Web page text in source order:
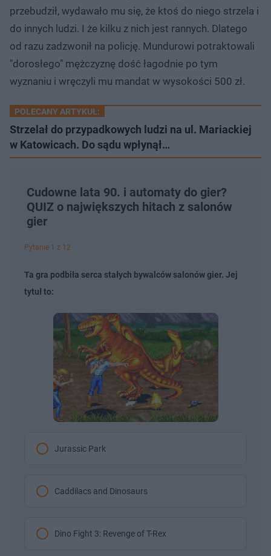
przebudził, wydawało mu się, że ktoś do niego strzela i
do innych ludzi. I że kilku z nich jest rannych. Dlatego
od razu zadzwonił na policję. Mundurowi potraktowali
"dorosłego" mężczyznę dość łagodnie po tym
wyznaniu i wręczyli mu mandat w wysokości 500 zł.
POLECANY ARTYKUŁ:
Strzelał do przypadkowych ludzi na ul. Mariackiej
w Katowicach. Do sądu wpłynął…
Cudowne lata 90. i automaty do gier?
QUIZ o największych hitach z salonów
gier
Pytanie 1 z 12
Ta gra podbiła serca stałych bywalców salonów gier. Jej
tytuł to:
Jurassic Park
Caddilacs and Dinosaurs
Dino Fight 3: Revenge of T-Rex